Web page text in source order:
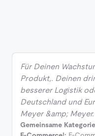
Für Deinen
Produkt,. Deinen
besserer Logistik
Deutschland und
Meyer &amp;
Gemeinsame